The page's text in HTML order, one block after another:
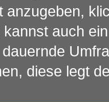
anzugeben,
auch
diese legt